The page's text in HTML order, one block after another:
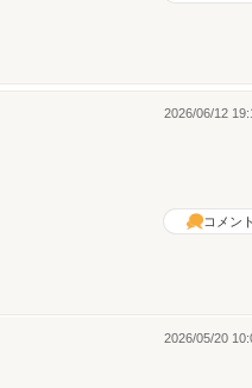
2026/06/12
コメン
2026/05/20